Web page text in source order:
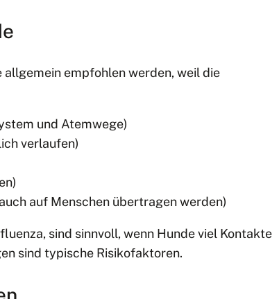
empfohlen werden, weil die
und Atemwege)
verlaufen)
auf Menschen übertragen werden)
sind sinnvoll, wenn Hunde viel Kontakte
sind typische Risikofaktoren.